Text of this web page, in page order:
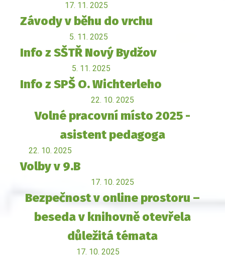
17. 11. 2025
Závody v běhu do vrchu
5. 11. 2025
Info z SŠTŘ Nový Bydžov
5. 11. 2025
Info z SPŠ O. Wichterleho
22. 10. 2025
Volné pracovní místo 2025 -
asistent pedagoga
22. 10. 2025
Volby v 9.B
17. 10. 2025
Bezpečnost v online prostoru –
beseda v knihovně otevřela
důležitá témata
17. 10. 2025